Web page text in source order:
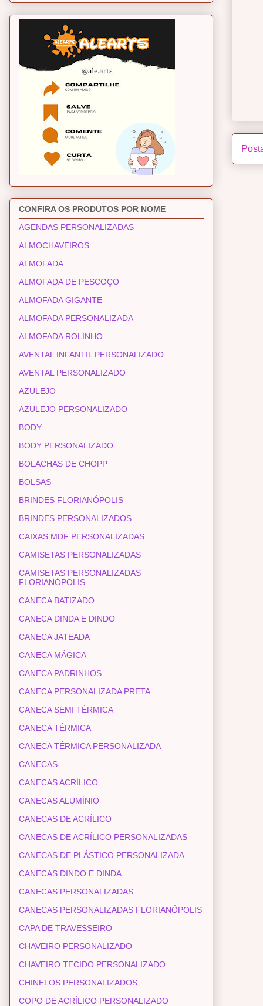
CONFIRA OS PRODUTOS POR NOME
AGENDAS PERSONALIZADAS
ALMOCHAVEIROS
ALMOFADA
ALMOFADA DE PESCOÇO
ALMOFADA GIGANTE
ALMOFADA PERSONALIZADA
ALMOFADA ROLINHO
AVENTAL INFANTIL PERSONALIZADO
AVENTAL PERSONALIZADO
AZULEJO
AZULEJO PERSONALIZADO
BODY
BODY PERSONALIZADO
BOLACHAS DE CHOPP
BOLSAS
BRINDES FLORIANÓPOLIS
BRINDES PERSONALIZADOS
CAIXAS MDF PERSONALIZADAS
CAMISETAS PERSONALIZADAS
CAMISETAS PERSONALIZADAS
FLORIANÓPOLIS
CANECA BATIZADO
CANECA DINDA E DINDO
CANECA JATEADA
CANECA MÁGICA
CANECA PADRINHOS
CANECA PERSONALIZADA PRETA
CANECA SEMI TÉRMICA
CANECA TÉRMICA
CANECA TÉRMICA PERSONALIZADA
CANECAS
CANECAS ACRÍLICO
CANECAS ALUMÍNIO
CANECAS DE ACRÍLICO
CANECAS DE ACRÍLICO PERSONALIZADAS
CANECAS DE PLÁSTICO PERSONALIZADA
CANECAS DINDO E DINDA
CANECAS PERSONALIZADAS
CANECAS PERSONALIZADAS FLORIANÓPOLIS
CAPA DE TRAVESSEIRO
CHAVEIRO PERSONALIZADO
CHAVEIRO TECIDO PERSONALIZADO
CHINELOS PERSONALIZADOS
COPO DE ACRÍLICO PERSONALIZADO